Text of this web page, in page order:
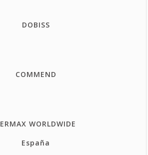
DOBISS
COMMEND
WORLDWIDE
España